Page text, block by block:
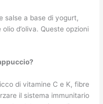
salse a base di yogurt,
d’oliva. Queste opzioni
di vitamine C e K, fibre
il sistema immunitario